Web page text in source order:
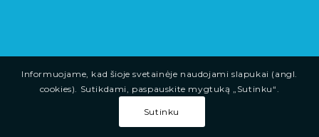
Informuojame, kad šioje svetainėje naudojami slapukai (angl.
cookies). Sutikdami, paspauskite mygtuką „Sutinku“.
Sutinku